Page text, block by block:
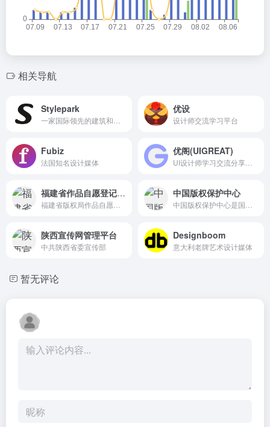
相关导航
Stylepark 优设
设计师交流学习平台
Fubiz
法国知名设计媒体
优阁(UIGREAT)
福建省作品自愿登记系统 中国版权保护中心
陕西宣传网管理平台
中共陕西省委宣传部
Designboom
意大利老牌艺术设计媒体
暂无评论